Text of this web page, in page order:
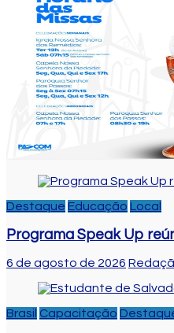
Destaque Educação Local
Programa Speak Up
6 de agosto de 2026
Brasil Capacitação